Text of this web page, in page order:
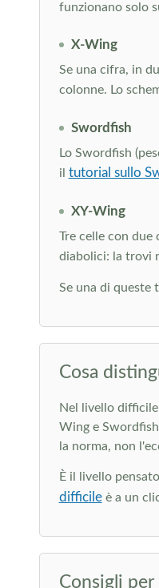
funzionano solo
X-Wing
Se una cifra, in
colonne. Lo
Swordfish
Lo Swordfish
il tutorial sullo
XY-Wing
Tre celle con
diabolici: la trovi
Se una di queste
Cosa
Nel livello
Wing e
la norma, non
È il livello
difficileè a un
Consigli